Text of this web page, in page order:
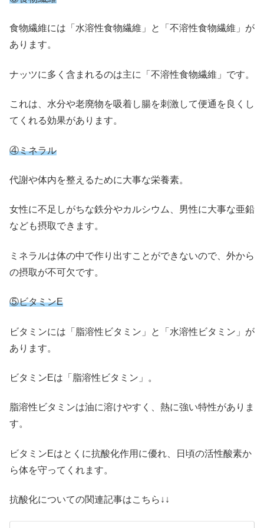
食物繊維には「水溶性食物繊維」と「不溶性食物繊維」が
あります。
ナッツに多く含まれるのは主に「不溶性食物繊維」です。
これは、水分や老廃物を吸着し腸を刺激して便通を良くし
てくれる効果があります。
④ミネラル
代謝や体内を整えるために大事な栄養素。
女性に不足しがちな鉄分やカルシウム、男性に大事な亜鉛
なども摂取できます。
ミネラルは体の中で作り出すことができないので、外から
の摂取が不可欠です。
⑤ビタミンE
ビタミンには「脂溶性ビタミン」と「水溶性ビタミン」が
あります。
ビタミンEは「脂溶性ビタミン」。
脂溶性ビタミンは油に溶けやすく、熱に強い特性がありま
す。
ビタミンEはとくに抗酸化作用に優れ、日頃の活性酸素か
ら体を守ってくれます。
抗酸化についての関連記事はこちら↓↓